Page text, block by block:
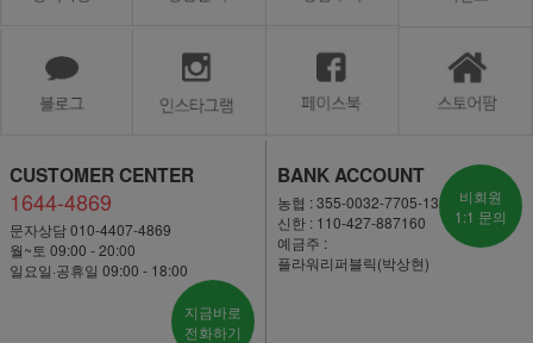
CUSTOMER CENTER
1644-4869
문자상담 010-4407-4869
월~토 09:00 - 20:00
일요일·공휴일 09:00 - 18:00
지금바로
전화하기
BANK ACCOUNT
농협 : 355-0032-7705-13
신한 : 110-427-887160
예금주 :
플라워리퍼블릭(박상현)
비회원
1:1 문의